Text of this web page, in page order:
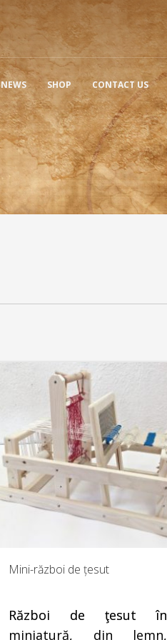
NEWS SHOP CONTACT US
Mini-război de țesut
Război de ţesut în
miniatură, din lemn,